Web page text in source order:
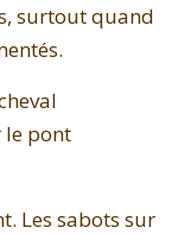
surtout quand
Les sabots sur